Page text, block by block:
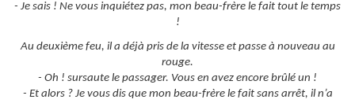
- Je sais ! Ne vous inquiétez pas, mon beau-frère le fait tout le temps
!
Au deuxième feu, il a déjà pris de la vitesse et passe à nouveau au
rouge.
- Oh ! sursaute le passager. Vous en avez encore brûlé un !
- Et alors ? Je vous dis que mon beau-frère le fait sans arrêt, il n’a